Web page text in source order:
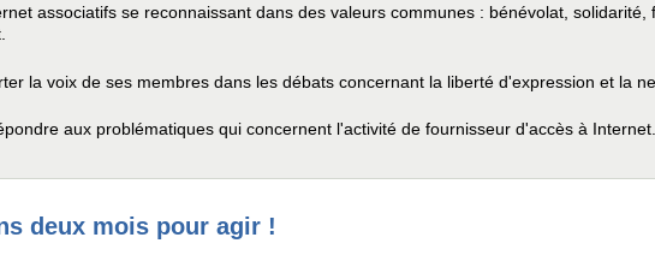
associatifs se reconnaissant dans des valeurs communes : bénévolat,
la voix de ses membres dans les débats concernant la liberté d'expression et la
aux problématiques qui concernent l'activité de fournisseur d'accès à Internet.
deux mois pour agir !